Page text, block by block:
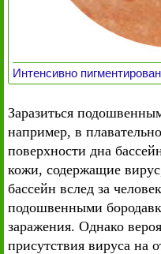
Интенсивно
Заразиться
например, в
поверхности дна
кожи, содержащие
бассейн вслед за
подошвенными
заражения. Однако
присутствия вируса на